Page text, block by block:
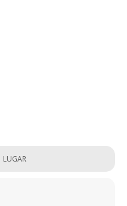
LUGAR